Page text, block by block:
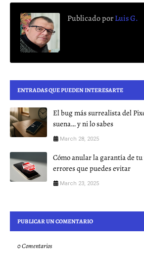
Publicado porLuis G.
ENTRADAS QUE PUEDEN INTERESARTE
El bug más surrealista del
suena… y ni lo sabes
March 28, 2025
Cómo anular la garantía de
errores que puedes evitar
March 23, 2025
PUBLICAR UN COMENTARIO
0 Comentarios